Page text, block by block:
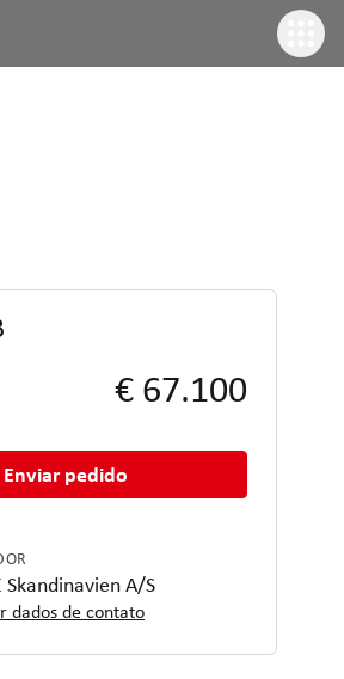
€ 67.100
Enviar pedido
Skandinavien A/S
dados de contato